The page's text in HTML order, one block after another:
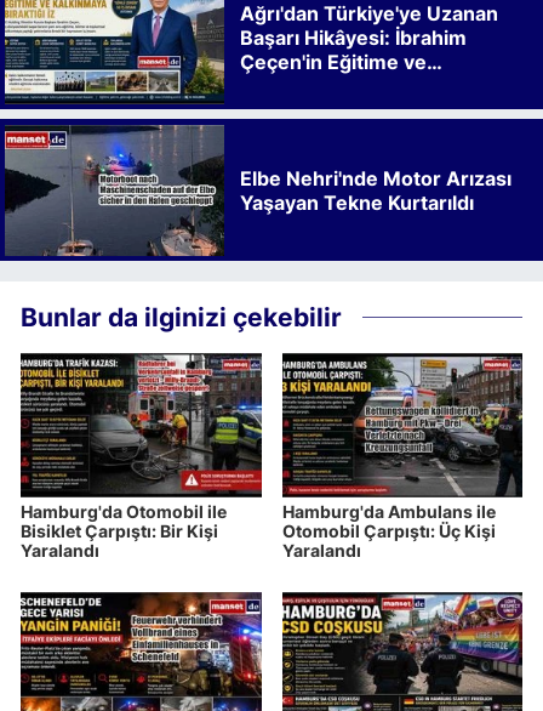
Ağrı'dan Türkiye'ye Uzanan
Başarı Hikâyesi: İbrahim
Çeçen'in Eğitime ve
Elbe Nehri'nde Motor Arızası
Yaşayan Tekne Kurtarıldı
Bunlar da ilginizi çekebilir
Hamburg'da Otomobil ile
Bisiklet Çarpıştı: Bir Kişi
Yaralandı
Hamburg'da Ambulans ile
Otomobil Çarpıştı: Üç Kişi
Yaralandı